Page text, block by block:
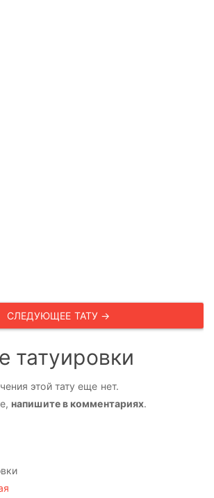
СЛЕДУЮЩЕЕ ТАТУ →
татуировки
этой тату еще нет.
напишите в комментариях.